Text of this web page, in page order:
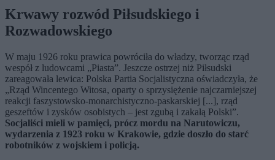
Krwawy rozwód Piłsudskiego i
Rozwadowskiego
W maju 1926 roku prawica powróciła do władzy, tworząc rząd
wespół z ludowcami „Piasta”. Jeszcze ostrzej niż Piłsudski
zareagowała lewica: Polska Partia Socjalistyczna oświadczyła, że
„Rząd Wincentego Witosa, oparty o sprzysiężenie najczarniejszej
reakcji faszystowsko-monarchistyczno-paskarskiej [...], rząd
geszeftów i zysków osobistych – jest zgubą i zakałą Polski”.
Socjaliści mieli w pamięci, prócz mordu na Narutowiczu,
wydarzenia z 1923 roku w Krakowie, gdzie doszło do starć
robotników z wojskiem i policją.